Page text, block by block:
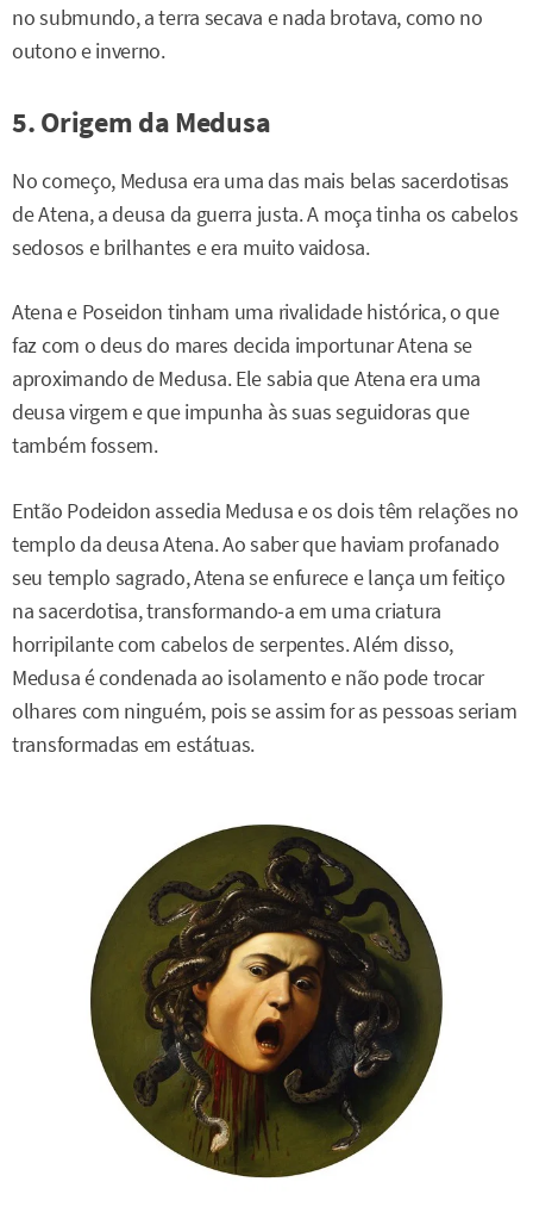
no submundo, a terra secava e nada brotava, como no
outono e inverno.
5. Origem da Medusa
No começo, Medusa era uma das mais belas sacerdotisas
de Atena, a deusa da guerra justa. A moça tinha os cabelos
sedosos e brilhantes e era muito vaidosa.
Atena e Poseidon tinham uma rivalidade histórica, o que
faz com o deus do mares decida importunar Atena se
aproximando de Medusa. Ele sabia que Atena era uma
deusa virgem e que impunha às suas seguidoras que
também fossem.
Então Podeidon assedia Medusa e os dois têm relações no
templo da deusa Atena. Ao saber que haviam profanado
seu templo sagrado, Atena se enfurece e lança um feitiço
na sacerdotisa, transformando-a em uma criatura
horripilante com cabelos de serpentes. Além disso,
Medusa é condenada ao isolamento e não pode trocar
olhares com ninguém, pois se assim for as pessoas seriam
transformadas em estátuas.